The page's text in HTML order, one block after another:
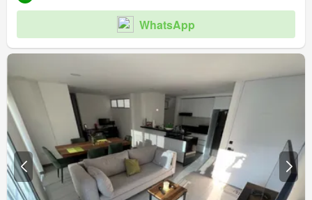
WhatsApp